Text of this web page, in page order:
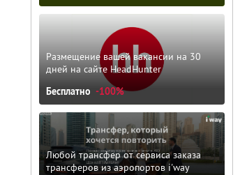
Размещение вашей вакансии на 30
дней на сайте HeadHunter
Бесплатно -100%
Любой трансфер от сервиса заказа
трансферов из аэропортов i'way